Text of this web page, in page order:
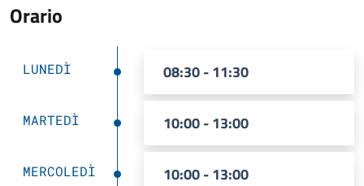
Orario
LUNEDÌ 08:30 - 11:30
MARTEDÌ 10:00 - 13:00
MERCOLEDÌ 10:00 - 13:00